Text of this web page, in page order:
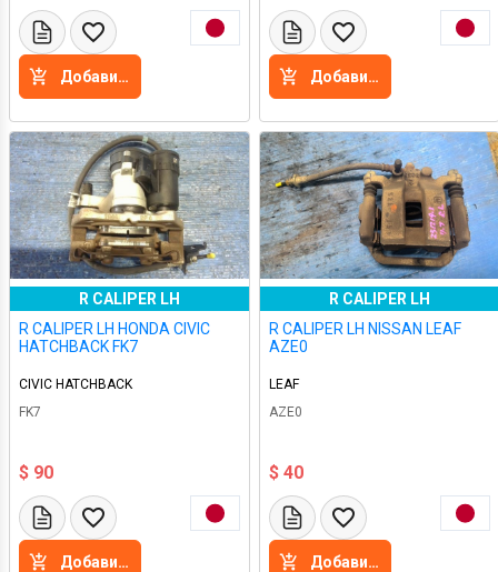
Добавить в корзину Добавить в корзину
R CALIPER LH
R CALIPER LH HONDA CIVIC
HATCHBACK FK7
CIVIC HATCHBACK
FK7
$ 90
Добавить в корзину
R CALIPER LH
R CALIPER LH NISSAN LEAF
AZE0
LEAF
AZE0
$ 40
Добавить в корзину